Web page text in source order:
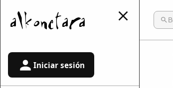
Iniciar sesión